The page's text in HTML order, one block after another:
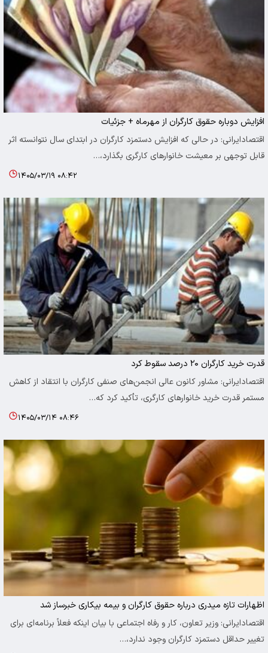
افزایش دوباره حقوق کارگران از مهرماه + جزئیات
اقتصادایرانی: در حالی که افزایش دستمزد کارگران در ابتدای سال نتوانسته اثر
قابل توجهی بر معیشت خانوارهای کارگری بگذارد،…
۱۴۰۵/۰۳/۱۹ ۰۸:۴۲
قدرت خرید کارگران ۲۰ درصد سقوط کرد
اقتصادایرانی: مشاور کانون عالی انجمن‌های صنفی کارگران با انتقاد از کاهش
مستمر قدرت خرید خانوارهای کارگری، تأکید کرد که…
۱۴۰۵/۰۳/۱۴ ۰۸:۴۶
اظهارات تازه میدری درباره حقوق کارگران و بیمه بیکاری خبرساز شد
اقتصادایرانی: وزیر تعاون، کار و رفاه اجتماعی با بیان اینکه فعلاً برنامه‌ای برای
تغییر حداقل دستمزد کارگران وجود ندارد،…